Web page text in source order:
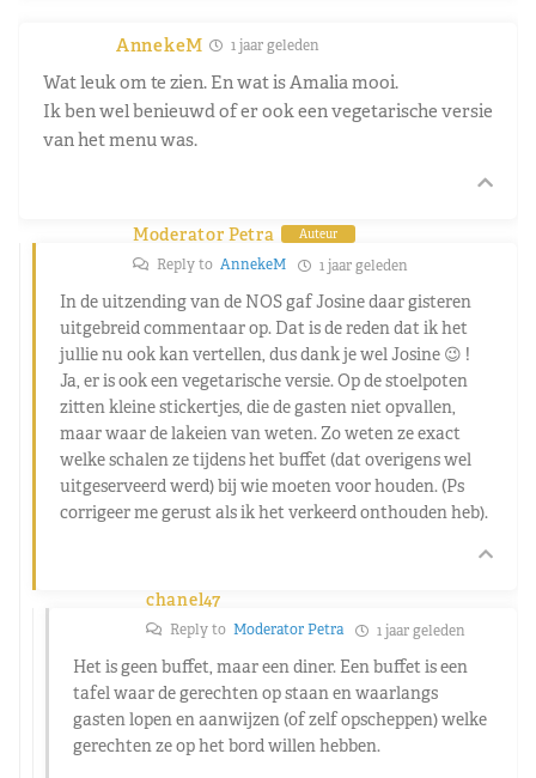
AnnekeM 1 jaar geleden
Wat leuk om te zien. En wat is Amalia mooi.
Ik ben wel benieuwd of er ook een vegetarische versie
van het menu was.
Moderator Petra Auteur
Reply to AnnekeM 1 jaar geleden
In de uitzending van de NOS gaf Josine daar gisteren
uitgebreid commentaar op. Dat is de reden dat ik het
jullie nu ook kan vertellen, dus dank je wel Josine 😉 !
Ja, er is ook een vegetarische versie. Op de stoelpoten
zitten kleine stickertjes, die de gasten niet opvallen,
maar waar de lakeien van weten. Zo weten ze exact
welke schalen ze tijdens het buffet (dat overigens wel
uitgeserveerd werd) bij wie moeten voor houden. (Ps
corrigeer me gerust als ik het verkeerd onthouden heb).
chanel47
Reply to Moderator Petra 1 jaar geleden
Het is geen buffet, maar een diner. Een buffet is een
tafel waar de gerechten op staan en waarlangs
gasten lopen en aanwijzen (of zelf opscheppen) welke
gerechten ze op het bord willen hebben.